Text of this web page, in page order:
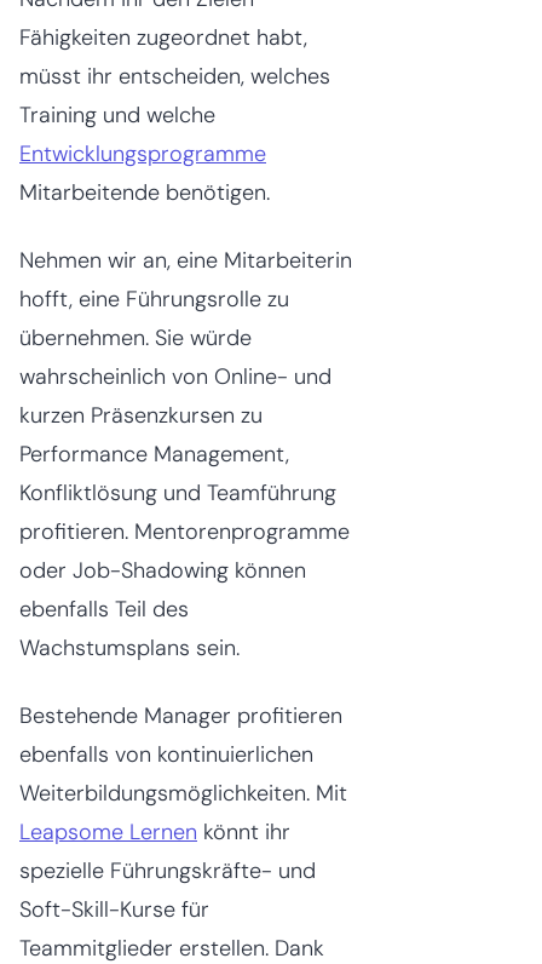
Fähigkeiten zugeordnet habt,
müsst ihr entscheiden, welches
Training und welche
Entwicklungsprogramme
Mitarbeitende benötigen.
Nehmen wir an, eine Mitarbeiterin
hofft, eine Führungsrolle zu
übernehmen. Sie würde
wahrscheinlich von Online- und
kurzen Präsenzkursen zu
Performance Management,
Konfliktlösung und Teamführung
profitieren. Mentorenprogramme
oder Job-Shadowing können
ebenfalls Teil des
Wachstumsplans sein.
Bestehende Manager profitieren
ebenfalls von kontinuierlichen
Weiterbildungsmöglichkeiten. Mit
Leapsome Lernen könnt ihr
spezielle Führungskräfte- und
Soft-Skill-Kurse für
Teammitglieder erstellen. Dank